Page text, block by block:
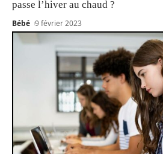
passe l’hiver au chaud ?
Bébé 9 février 2023